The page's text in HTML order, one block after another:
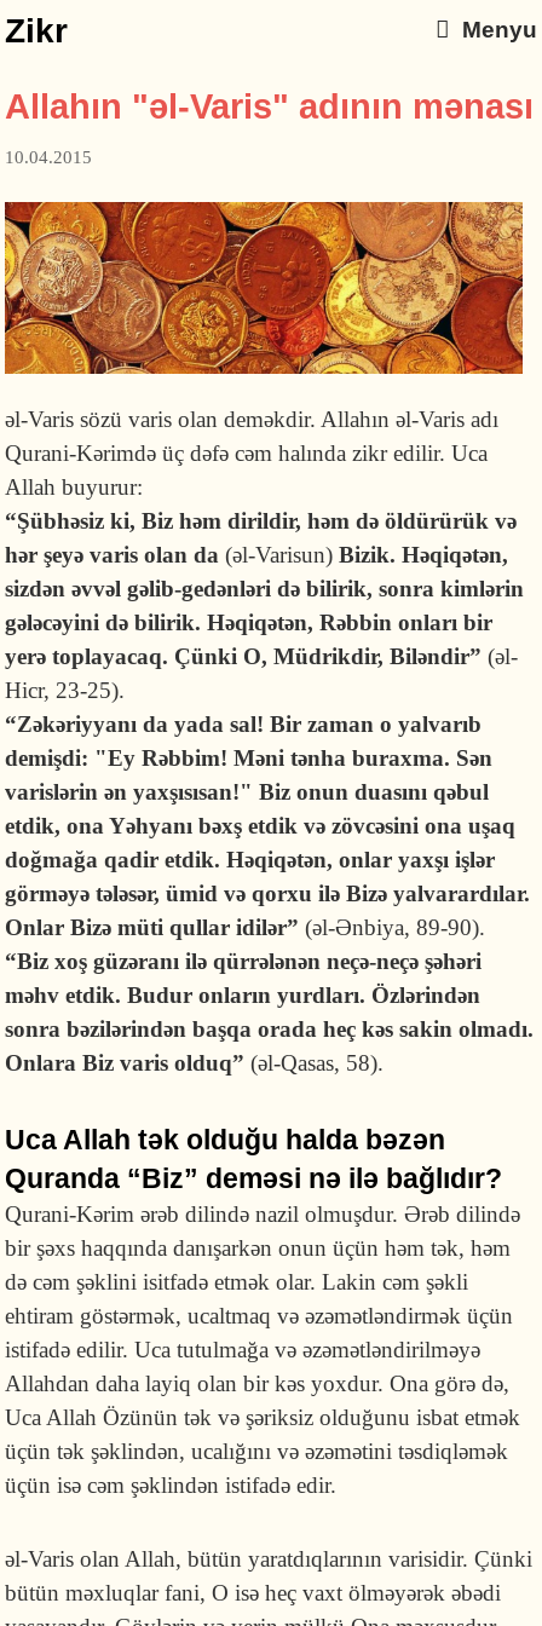
Zikr Menyu
Allahın "əl-Varis" adının mənası
10.04.2015
əl-Varis sözü varis olan deməkdir. Allahın əl-Varis adı
Qurani-Kərimdə üç dəfə cəm halında zikr edilir. Uca
Allah buyurur:
“Şübhəsiz ki, Biz həm dirildir, həm də öldürürük və
hər şeyə varis olan da(əl-Varisun) Bizik. Həqiqətən,
sizdən əvvəl gəlib-gedənləri də bilirik, sonra kimlərin
gələcəyini də bilirik. Həqiqətən, Rəbbin onları bir
yerə toplayacaq. Çünki O, Müdrikdir, Biləndir”(əl-
Hicr, 23-25).
“Zəkəriyyanı da yada sal! Bir zaman o yalvarıb
demişdi: "Ey Rəbbim! Məni tənha buraxma. Sən
varislərin ən yaxşısısan!" Biz onun duasını qəbul
etdik, ona Yəhyanı bəxş etdik və zövcəsini ona uşaq
doğmağa qadir etdik. Həqiqətən, onlar yaxşı işlər
görməyə tələsər, ümid və qorxu ilə Bizə yalvarardılar.
Onlar Bizə müti qullar idilər” (əl-Ənbiya, 89-90).
“Biz xoş güzəranı ilə qürrələnən neçə-neçə şəhəri
məhv etdik. Budur onların yurdları. Özlərindən
sonra bəzilərindən başqa orada heç kəs sakin olmadı.
Onlara Biz varis olduq” (əl-Qasas, 58).
Uca Allah tək olduğu halda bəzən
Quranda “Biz” deməsi nə ilə bağlıdır?
Qurani-Kərim ərəb dilində nazil olmuşdur. Ərəb dilində
bir şəxs haqqında danışarkən onun üçün həm tək, həm
də cəm şəklini isitfadə etmək olar. Lakin cəm şəkli
ehtiram göstərmək, ucaltmaq və əzəmətləndirmək üçün
istifadə edilir. Uca tutulmağa və əzəmətləndirilməyə
Allahdan daha layiq olan bir kəs yoxdur. Ona görə də,
Uca Allah Özünün tək və şəriksiz olduğunu isbat etmək
üçün tək şəklindən, ucalığını və əzəmətini təsdiqləmək
üçün isə cəm şəklindən istifadə edir.
əl-Varis olan Allah, bütün yaratdıqlarının varisidir. Çünki
bütün məxluqlar fani, O isə heç vaxt ölməyərək əbədi